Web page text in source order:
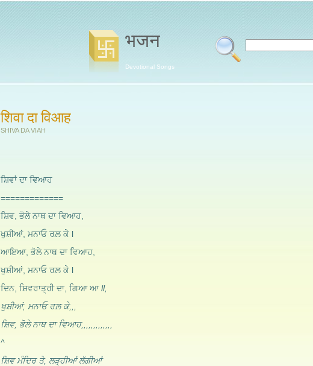
भजन
Devotional Songs
शिवा दा विआह
SHIVA DA VIAH
ਸ਼ਿਵਾਂ ਦਾ ਵਿਆਹ
=============
ਸ਼ਿਵ, ਭੋਲੇ ਨਾਥ ਦਾ ਵਿਆਹ,
ਖੁਸ਼ੀਆਂ, ਮਨਾਓ ਰਲ਼ ਕੇ l
ਆਇਆ, ਭੋਲੇ ਨਾਥ ਦਾ ਵਿਆਹ,
ਖੁਸ਼ੀਆਂ, ਮਨਾਓ ਰਲ਼ ਕੇ l
ਦਿਨ, ਸ਼ਿਵਰਾਤ੍ਰੀ ਦਾ, ਗਿਆ ਆll,
ਖੁਸ਼ੀਆਂ, ਮਨਾਓ ਰਲ਼ ਕੇ,,,
ਸ਼ਿਵ, ਭੋਲੇ ਨਾਥ ਦਾ ਵਿਆਹ,,,,,,,,,,,,,
^
ਸ਼ਿਵ ਮੰਦਿਰ ਤੇ, ਲੜ੍ਹੀਆਂ ਲੱਗੀਆਂ